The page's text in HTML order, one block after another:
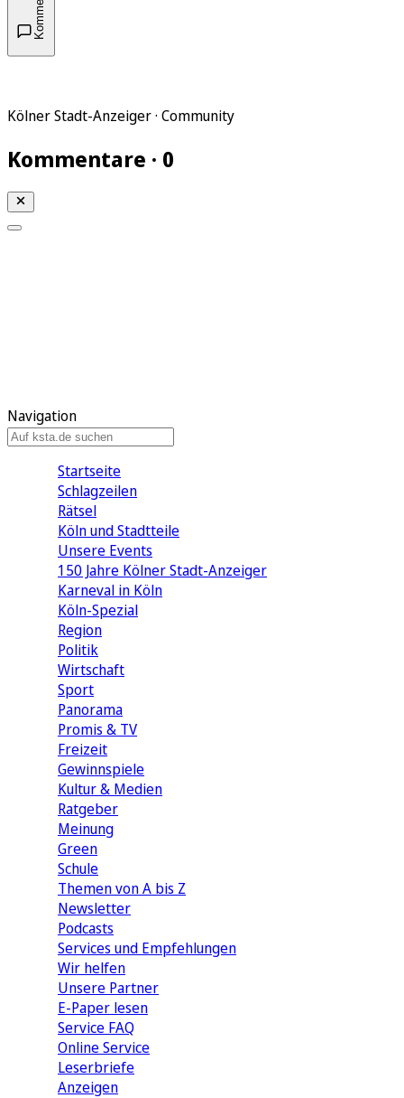
Kölner Stadt-Anzeiger · Community
Kommentare · 0
Navigation
Startseite
Schlagzeilen
Rätsel
Köln und Stadtteile
Unsere Events
150 Jahre Kölner Stadt-Anzeiger
Karneval in Köln
Köln-Spezial
Region
Politik
Wirtschaft
Sport
Panorama
Promis & TV
Freizeit
Gewinnspiele
Kultur & Medien
Ratgeber
Meinung
Green
Schule
Themen von A bis Z
Newsletter
Podcasts
Services und Empfehlungen
Wir helfen
Unsere Partner
E-Paper lesen
Service FAQ
Online Service
Leserbriefe
Anzeigen